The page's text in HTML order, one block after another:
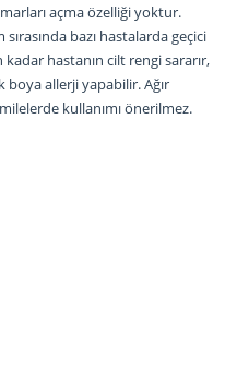
açma özelliği yoktur.
bazı hastalarda geçici
hastanın cilt rengi sararır,
boya allerji yapabilir. Ağır
kullanımı önerilmez.